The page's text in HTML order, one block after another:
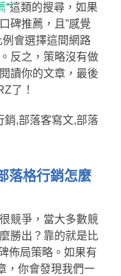
“這類的搜尋，如果
碑推薦，且”感覺
會選擇這間網路
反之，策略沒有做
讀你的文章，最後
了！
落格行銷怎麼
競爭，當大多數競
勝出？靠的就是比
佈局策略。如果有
，你會發現我們一